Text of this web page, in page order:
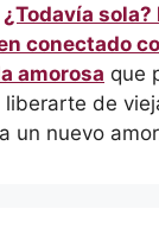
¿Todavía sola?
conectado
amorosa que
de
un nuevo